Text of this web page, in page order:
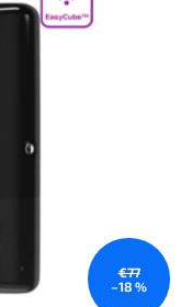
€77
–18 %